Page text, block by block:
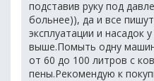
подставив руку под
больнее)), да и все
эксплуатации и насадок
выше.Помыть одну
от 60 до 100 литров с
пены.Рекомендую к